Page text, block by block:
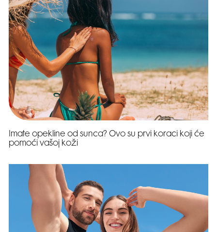
Imate opekline od sunca? Ovo su prvi koraci koji će
pomoći vašoj koži